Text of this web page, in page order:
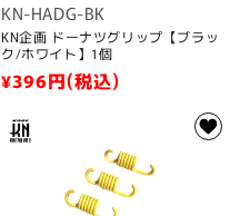
KN-HADG-BK
KN企画 ドーナツグリップ【ブラッ
ク/ホワイト】1個
通
価
¥396円(税込)